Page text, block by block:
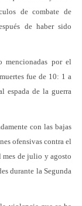
de combate de
de haber sido
mencionadas por el
fue de 10: 1 a
espada de la guerra
con las bajas
ofensivas contra el
de julio y agosto
durante la Segunda